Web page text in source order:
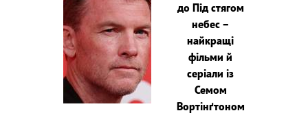
до Під стягом
небес –
найкращі
фільми й
серіали із
Семом
Вортінґтоном